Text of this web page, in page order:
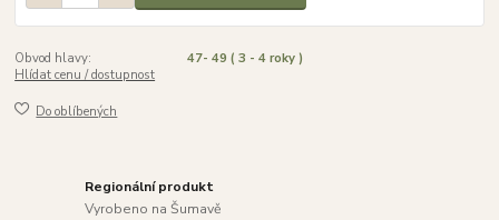
Obvod hlavy:
47- 49 ( 3 - 4 roky )
Hlídat cenu / dostupnost
Do oblíbených
Regionální produkt
Vyrobeno na Šumavě